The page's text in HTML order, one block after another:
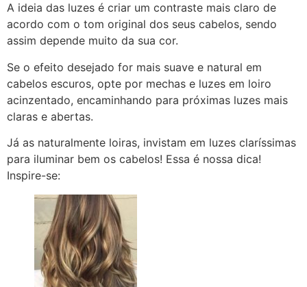
A ideia das luzes é criar um contraste mais claro de
acordo com o tom original dos seus cabelos, sendo
assim depende muito da sua cor.
Se o efeito desejado for mais suave e natural em
cabelos escuros, opte por mechas e luzes em loiro
acinzentado, encaminhando para próximas luzes mais
claras e abertas.
Já as naturalmente loiras, invistam em luzes claríssimas
para iluminar bem os cabelos! Essa é nossa dica!
Inspire-se: